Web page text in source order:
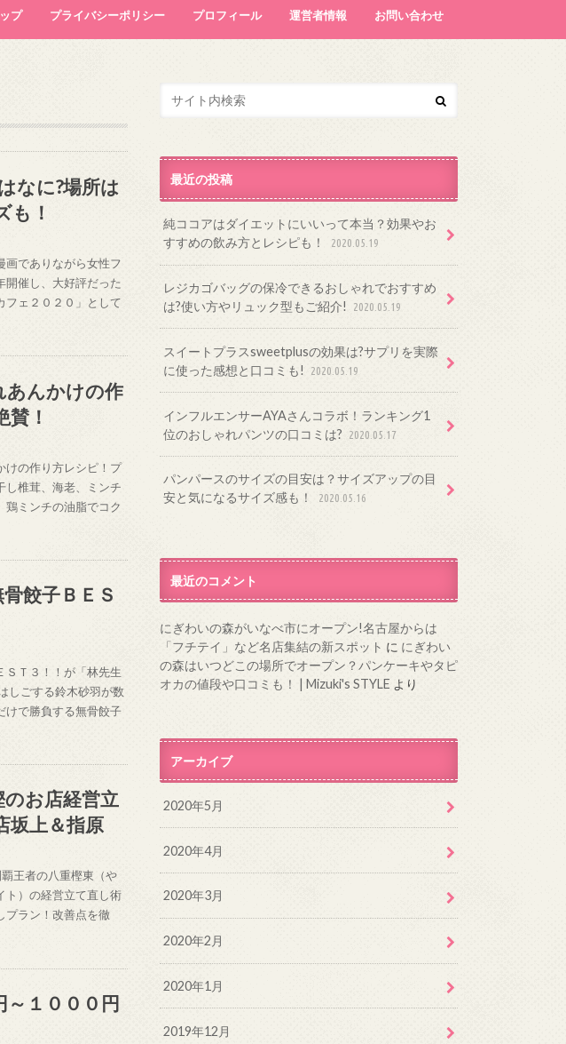
プ プライバシーポリシー プロフィール 運営者情報 お問い合わせ
なに?場所は
も！
画でありながら女性フ
開催し、大好評だった
フェ２０２０」として
あんかけの作
！
けの作り方レシピ！プ
し椎茸、海老、ミンチ
鶏ミンチの油脂でコク
餃子ＢＥＳ
ＳＴ３！！が「林先生
しごする鈴木砂羽が数
けで勝負する無骨餃子
お店経営立
坂上＆指原
王者の八重樫東（や
ト）の経営立て直し術
プラン！改善点を徹
１０００円
最近の投稿
純ココアはダイエットにいいって本当？効果やお
すすめの飲み方とレシピも！
2020.05.19
レジカゴバッグの保冷できるおしゃれでおすすめ
は?使い方やリュック型もご紹介!
2020.05.19
スイートプラスsweetplusの効果は?サプリを実際
に使った感想と口コミも!
2020.05.19
インフルエンサーAYAさんコラボ！ランキング1
位のおしゃれパンツの口コミは?
2020.05.17
パンパースのサイズの目安は？サイズアップの目
安と気になるサイズ感も！
2020.05.16
最近のコメント
にぎわいの森がいなべ市にオープン!名古屋からは
「フチテイ」など名店集結の新スポット に にぎわい
の森はいつどこの場所でオープン？パンケーキやタピ
オカの値段や口コミも！ | Mizuki's STYLE より
アーカイブ
2020年5月
2020年4月
2020年3月
2020年2月
2020年1月
2019年12月